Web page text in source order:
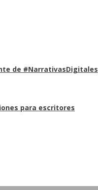
de #NarrativasDigitales
para escritores